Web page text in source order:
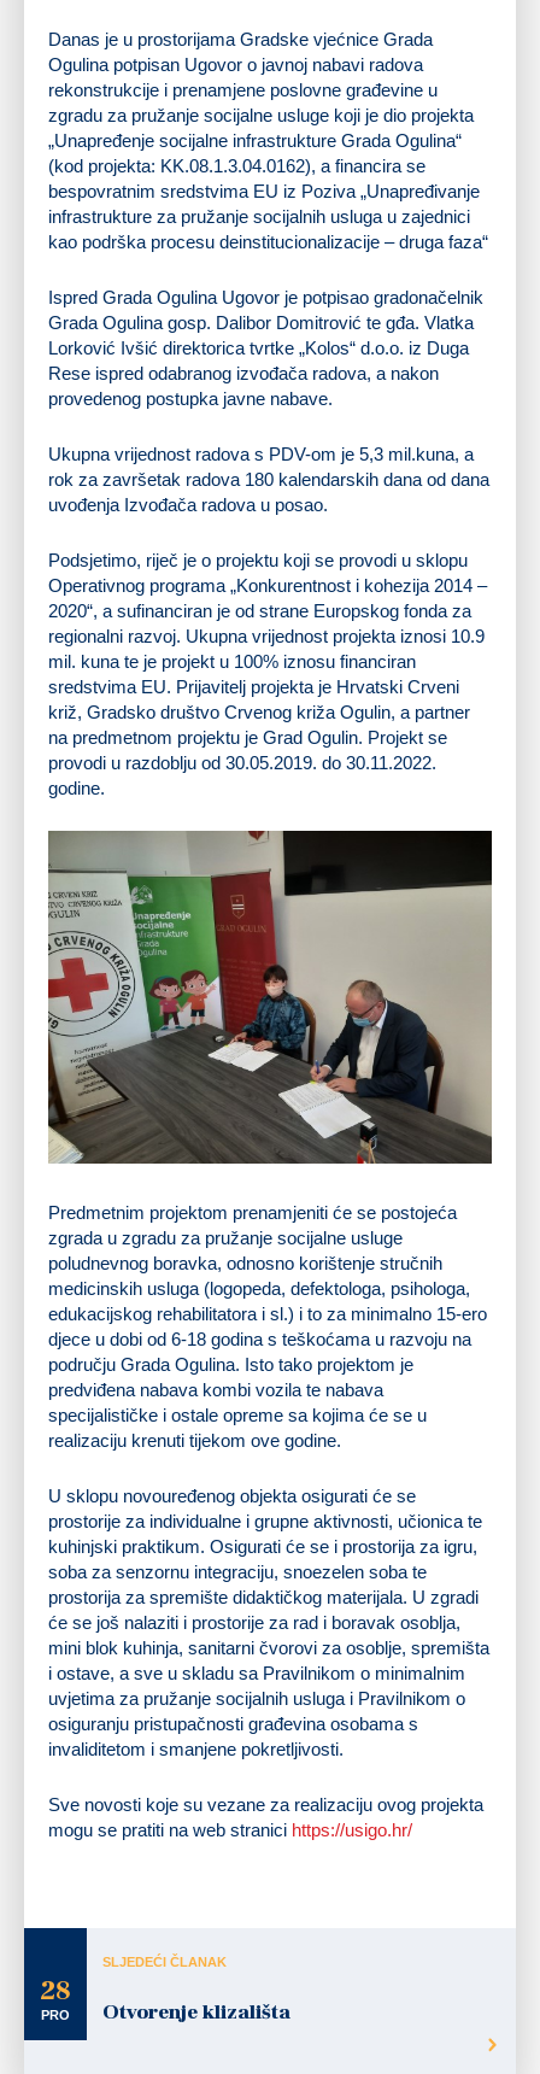
Danas je u prostorijama Gradske vjećnice Grada
Ogulina potpisan Ugovor o javnoj nabavi radova
rekonstrukcije i prenamjene poslovne građevine u
zgradu za pružanje socijalne usluge koji je dio projekta
„Unapređenje socijalne infrastrukture Grada Ogulina“
(kod projekta: KK.08.1.3.04.0162), a financira se
bespovratnim sredstvima EU iz Poziva „Unapređivanje
infrastrukture za pružanje socijalnih usluga u zajednici
kao podrška procesu deinstitucionalizacije – druga faza“
Ispred Grada Ogulina Ugovor je potpisao gradonačelnik
Grada Ogulina gosp. Dalibor Domitrović te gđa. Vlatka
Lorković Ivšić direktorica tvrtke „Kolos“ d.o.o. iz Duga
Rese ispred odabranog izvođača radova, a nakon
provedenog postupka javne nabave.
Ukupna vrijednost radova s PDV-om je 5,3 mil.kuna, a
rok za završetak radova 180 kalendarskih dana od dana
uvođenja Izvođača radova u posao.
Podsjetimo, riječ je o projektu koji se provodi u sklopu
Operativnog programa „Konkurentnost i kohezija 2014 –
2020“, a sufinanciran je od strane Europskog fonda za
regionalni razvoj. Ukupna vrijednost projekta iznosi 10.9
mil. kuna te je projekt u 100% iznosu financiran
sredstvima EU. Prijavitelj projekta je Hrvatski Crveni
križ, Gradsko društvo Crvenog križa Ogulin, a partner
na predmetnom projektu je Grad Ogulin. Projekt se
provodi u razdoblju od 30.05.2019. do 30.11.2022.
godine.
Predmetnim projektom prenamjeniti će se postojeća
zgrada u zgradu za pružanje socijalne usluge
poludnevnog boravka, odnosno korištenje stručnih
medicinskih usluga (logopeda, defektologa, psihologa,
edukacijskog rehabilitatora i sl.) i to za minimalno 15-ero
djece u dobi od 6-18 godina s teškoćama u razvoju na
području Grada Ogulina. Isto tako projektom je
predviđena nabava kombi vozila te nabava
specijalističke i ostale opreme sa kojima će se u
realizaciju krenuti tijekom ove godine.
U sklopu novouređenog objekta osigurati će se
prostorije za individualne i grupne aktivnosti, učionica te
kuhinjski praktikum. Osigurati će se i prostorija za igru,
soba za senzornu integraciju, snoezelen soba te
prostorija za spremište didaktičkog materijala. U zgradi
će se još nalaziti i prostorije za rad i boravak osoblja,
mini blok kuhinja, sanitarni čvorovi za osoblje, spremišta
i ostave, a sve u skladu sa Pravilnikom o minimalnim
uvjetima za pružanje socijalnih usluga i Pravilnikom o
osiguranju pristupačnosti građevina osobama s
invaliditetom i smanjene pokretljivosti.
Sve novosti koje su vezane za realizaciju ovog projekta
mogu se pratiti na web stranici https://usigo.hr/
28
PRO
SLJEDEĆI ČLANAK
Otvorenje klizališta